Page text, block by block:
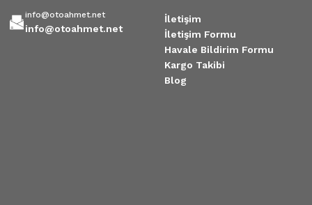
info@otoahmet.net
info@otoahmet.net
İletişim
İletişim Formu
Havale Bildirim Formu
Kargo Takibi
Blog